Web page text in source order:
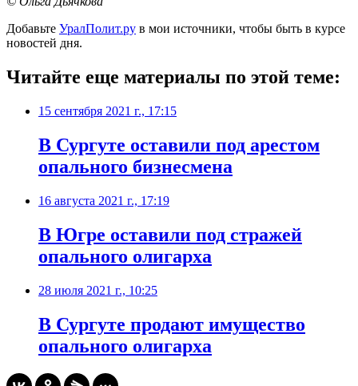
Добавьте УралПолит.ру в мои источники, чтобы быть в курсе
новостей дня.
Читайте еще материалы по этой теме:
15 сентября 2021 г., 17:15
В Сургуте оставили под арестом
опального бизнесмена
16 августа 2021 г., 17:19
В Югре оставили под стражей
опального олигарха
28 июля 2021 г., 10:25
В Сургуте продают имущество
опального олигарха